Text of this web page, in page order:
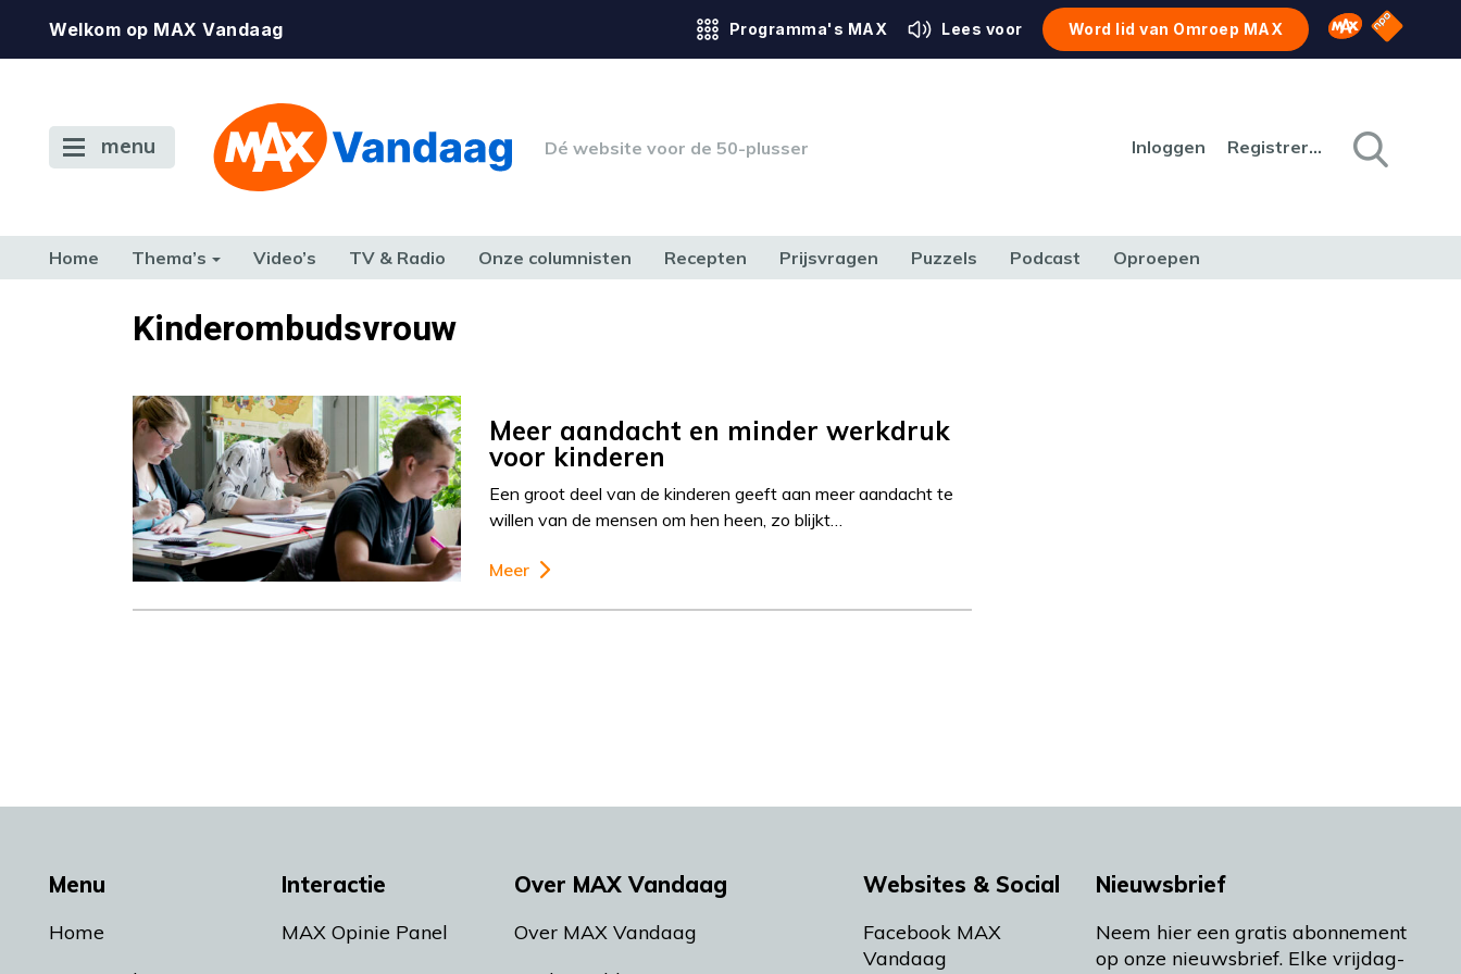
Welkom op MAX Vandaag Programma's MAX Lees voor Word lid van Omroep MAX Omroep MAX
NPO
menu Dé website voor de 50-plusser Inloggen Registreren
Home Thema’s Video’s TV & Radio Onze columnisten Recepten Prijsvragen Puzzels Podcast Oproepen
TERUG NAAR TOENKinderombudsvrouw
Meer aandacht en minder werkdruk
voor kinderen
Een groot deel van de kinderen geeft aan meer aandacht te
willen van de mensen om hen heen, zo blijkt…
Meer
Menu
Home
Interactie
MAX Opinie Panel
Over MAX Vandaag
Over MAX Vandaag
Websites & Social
Facebook MAX
Vandaag
Nieuwsbrief
Neem hier een gratis abonnement
op onze nieuwsbrief. Elke vrijdag-